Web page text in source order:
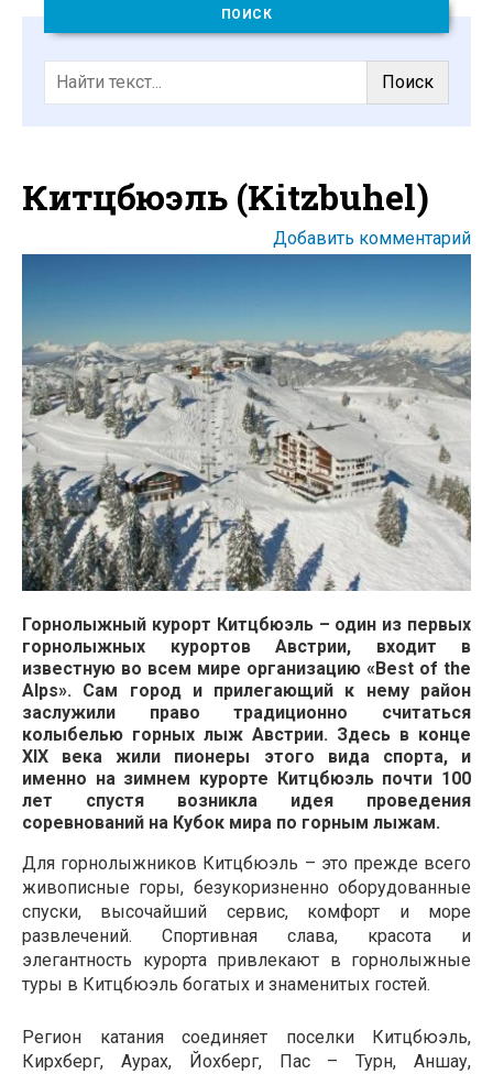
ПОИСК
Поиск
Китцбюэль (Kitzbuhel)
Добавить комментарий
Горнолыжный курорт Китцбюэль – один из первых
горнолыжных курортов Австрии, входит в
известную во всем мире организацию «Best of the
Alps». Сам город и прилегающий к нему район
заслужили право традиционно считаться
колыбелью горных лыж Австрии. Здесь в конце
XIX века жили пионеры этого вида спорта, и
именно на зимнем курорте Китцбюэль почти 100
лет спустя возникла идея проведения
соревнований на Кубок мира по горным лыжам.
Для горнолыжников Китцбюэль – это прежде всего
живописные горы, безукоризненно оборудованные
спуски, высочайший сервис, комфорт и море
развлечений. Спортивная слава, красота и
элегантность курорта привлекают в горнолыжные
туры в Китцбюэль богатых и знаменитых гостей.
Регион катания соединяет поселки Китцбюэль,
Кирхберг, Аурах, Йохберг, Пас – Турн, Аншау,